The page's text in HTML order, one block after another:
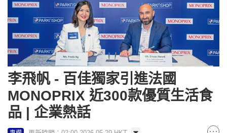
李飛帆 - 百佳獨家引進法國
MONOPRIX 近300款優質生活食
品 | 企業熱話